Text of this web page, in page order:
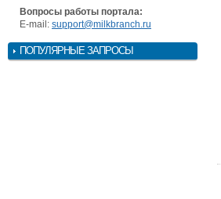
Вопросы работы портала:
E-mail: support@milkbranch.ru
ПОПУЛЯРНЫЕ ЗАПРОСЫ